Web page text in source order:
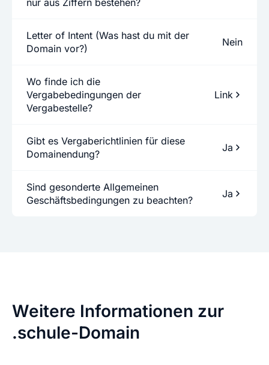
nur aus Ziffern bestehen?
Letter of Intent (Was hast du mit der
Domain vor?)
Nein
Wo finde ich die
Vergabebedingungen der
Vergabestelle?
Link
Gibt es Vergaberichtlinien für diese
Domainendung?
Ja
Sind gesonderte Allgemeinen
Geschäftsbedingungen zu beachten?
Ja
Weitere Informationen zur
.schule-Domain